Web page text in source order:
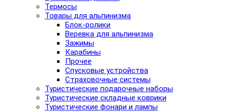
Термосы
Товары для альпинизма
Блок-ролики
Веревка для альпинизма
Зажимы
Карабины
Прочее
Спусковые устройства
Страховочные системы
Туристические подарочные наборы
Туристические складные коврики
Туристические фонари и лампы